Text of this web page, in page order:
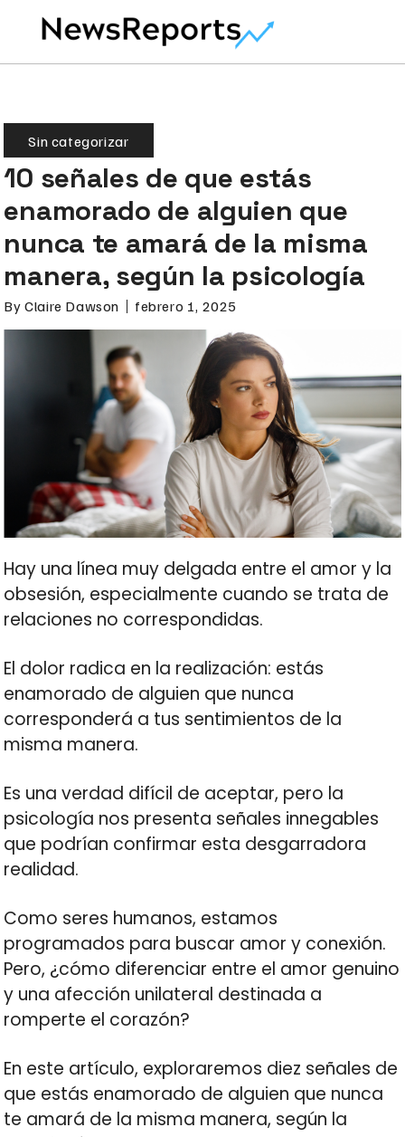
Sin categorizar
10 señales de que estás
enamorado de alguien que
nunca te amará de la misma
manera, según la psicología
By Claire Dawson febrero 1, 2025
Hay una línea muy delgada entre el amor y la
obsesión, especialmente cuando se trata de
relaciones no correspondidas.
El dolor radica en la realización: estás
enamorado de alguien que nunca
corresponderá a tus sentimientos de la
misma manera.
Es una verdad difícil de aceptar, pero la
psicología nos presenta señales innegables
que podrían confirmar esta desgarradora
realidad.
Como seres humanos, estamos
programados para buscar amor y conexión.
Pero, ¿cómo diferenciar entre el amor genuino
y una afección unilateral destinada a
romperte el corazón?
En este artículo, exploraremos diez señales de
que estás enamorado de alguien que nunca
te amará de la misma manera, según la